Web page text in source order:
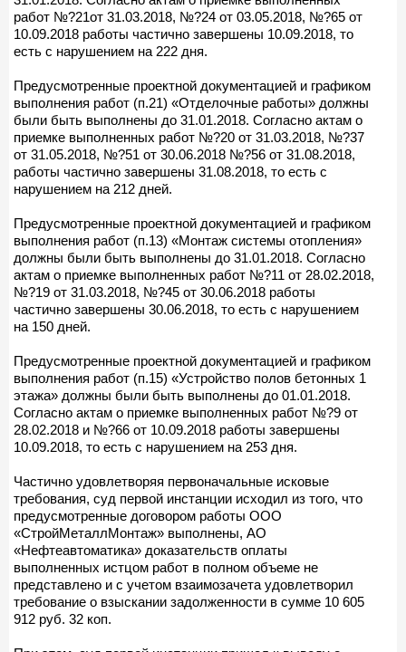
работ №?21от 31.03.2018, №?24 от 03.05.2018, №?65 от
10.09.2018 работы частично завершены 10.09.2018, то
есть с нарушением на 222 дня.
Предусмотренные проектной документацией и графиком
выполнения работ (п.21) «Отделочные работы» должны
были быть выполнены до 31.01.2018. Согласно актам о
приемке выполненных работ №?20 от 31.03.2018, №?37
от 31.05.2018, №?51 от 30.06.2018 №?56 от 31.08.2018,
работы частично завершены 31.08.2018, то есть с
нарушением на 212 дней.
Предусмотренные проектной документацией и графиком
выполнения работ (п.13) «Монтаж системы отопления»
должны были быть выполнены до 31.01.2018. Согласно
актам о приемке выполненных работ №?11 от 28.02.2018,
№?19 от 31.03.2018, №?45 от 30.06.2018 работы
частично завершены 30.06.2018, то есть с нарушением
на 150 дней.
Предусмотренные проектной документацией и графиком
выполнения работ (п.15) «Устройство полов бетонных 1
этажа» должны были быть выполнены до 01.01.2018.
Согласно актам о приемке выполненных работ №?9 от
28.02.2018 и №?66 от 10.09.2018 работы завершены
10.09.2018, то есть с нарушением на 253 дня.
Частично удовлетворяя первоначальные исковые
требования, суд первой инстанции исходил из того, что
предусмотренные договором работы ООО
«СтройМеталлМонтаж» выполнены, АО
«Нефтеавтоматика» доказательств оплаты
выполненных истцом работ в полном объеме не
представлено и с учетом взаимозачета удовлетворил
требование о взыскании задолженности в сумме 10 605
912 руб. 32 коп.